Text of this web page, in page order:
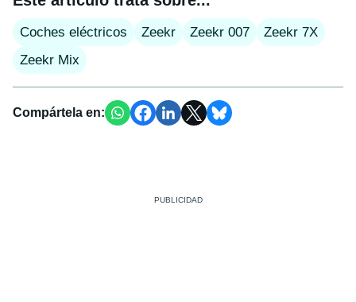
Coches eléctricos Zeekr Zeekr 007
Zeekr 7X
Zeekr Mix
Compártela en: